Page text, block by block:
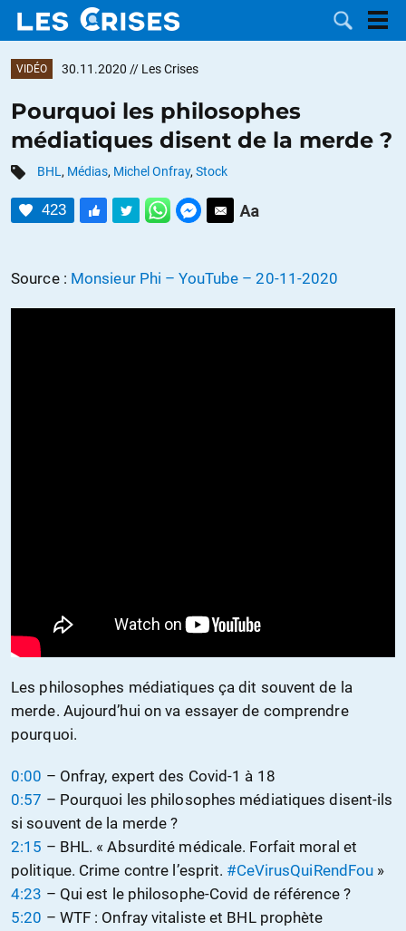
DOSSIERS
CATÉGORIES
VIDÉO 30.11.2020 // Les Crises
Pourquoi les philosophes
médiatiques disent de la merde ?
BHL , Médias, Michel Onfray, Stock
423
Source : Monsieur Phi – YouTube – 20-11-2020
Les philosophes médiatiques ça dit souvent de la
merde. Aujourd’hui on va essayer de comprendre
pourquoi.
0:00 – Onfray, expert des Covid-1 à 18
0:57 – Pourquoi les philosophes médiatiques disent-ils
si souvent de la merde ?
2:15 – BHL. « Absurdité médicale. Forfait moral et
politique. Crime contre l’esprit. #CeVirusQuiRendFou »
4:23 – Qui est le philosophe-Covid de référence ?
5:20 – WTF : Onfray vitaliste et BHL prophète